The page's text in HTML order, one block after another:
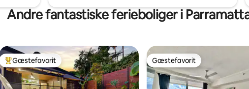
Andre fantastiske ferieboliger i
Bedste gæstefavorit
Gæstefavorit Gæstefavorit
Gæstefavorit